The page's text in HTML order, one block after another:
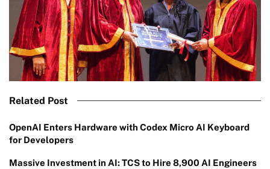
Related Post
OpenAI Enters Hardware with Codex Micro AI Keyboard
for Developers
Massive Investment in AI: TCS to Hire 8,900 AI Engineers